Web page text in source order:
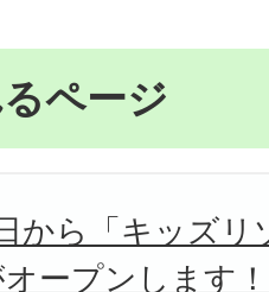
ページ
から「キッズリ
ープンします！